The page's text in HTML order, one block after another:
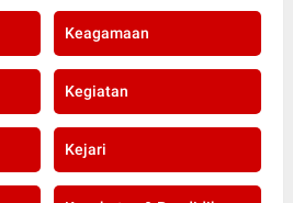
Keagamaan
Kegiatan
Kejari